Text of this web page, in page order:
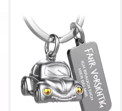
FABACH
Schlüsselanhänger Miniatur
Auto "Car" - Glücksbringer
mit Gravur "Fahr vorsichtig"
14,90 €
lieferbar - in 4-5 Werktagen bei dir